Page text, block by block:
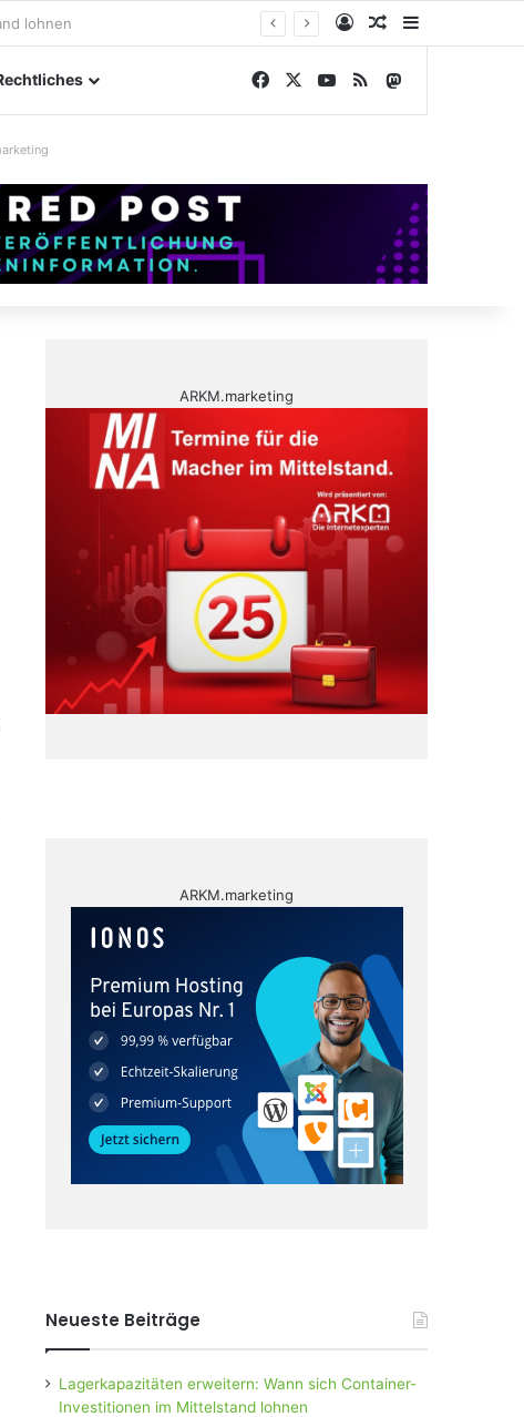
AnmeldenZufälliger
Facebook YouTube
RSS
ARKM.marketing
ARKM.marketing
Neueste Beiträge
Lagerkapazitäten erweitern: Wann sich Container-
Investitionen im Mittelstand lohnen